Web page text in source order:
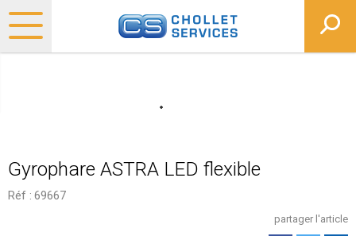
Gyrophare ASTRA LED flexible
Réf : 69667
partager l'article